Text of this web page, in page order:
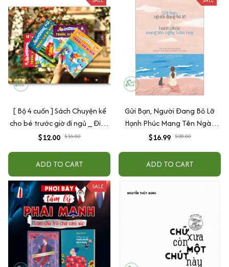
[ Bộ 4 cuốn ] Sách Chuyện kể
cho bé trước giờ đi ngủ _ Đinh
tị
$12.00 $16.00
ADD TO CART
Gửi Bạn, Người Đang Bỏ Lỡ
Hạnh Phúc Mang Tên Ngày
Hôm Nay
$16.99 $20.00
ADD TO CART
SALE